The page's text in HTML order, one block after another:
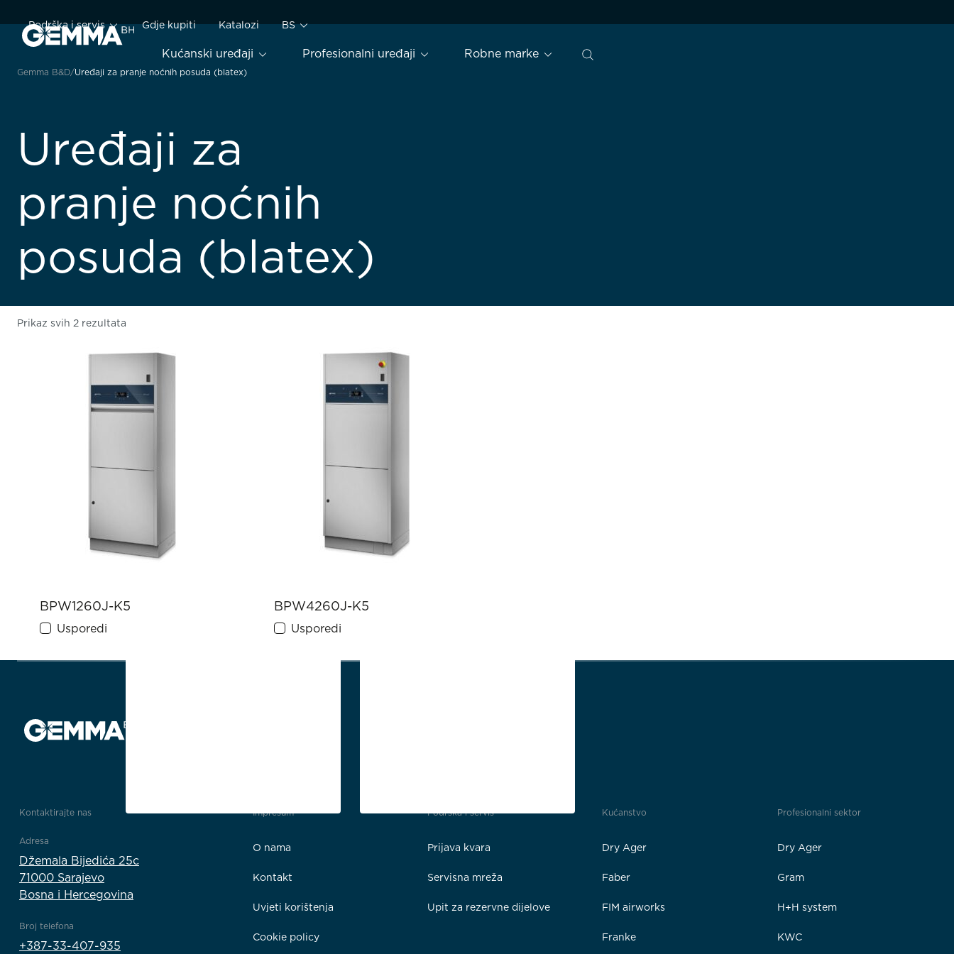
Kućanski uređaji Profesionalni uređaji Robne marke
Podrška i servis Gdje kupiti Katalozi BS
Gemma B&D Uređaji za pranje noćnih posuda (blatex)
Uređaji za
pranje noćnih
posuda (blatex)
Prikaz svih 2 rezultata
BPW1260J-K5
Usporedi
BPW4260J-K5
Usporedi
Kontaktirajte nas
Adresa
Džemala Bijedića 25c
71000 Sarajevo
Bosna i Hercegovina
Broj telefona
+387-33-407-935
Impresum
O nama
Kontakt
Uvjeti korištenja
Cookie policy
Podrška i servis
Prijava kvara
Servisna mreža
Upit za rezervne dijelove
Kućanstvo
Dry Ager
Faber
FIM airworks
Franke
Profesionalni sektor
Dry Ager
Gram
H+H system
KWC